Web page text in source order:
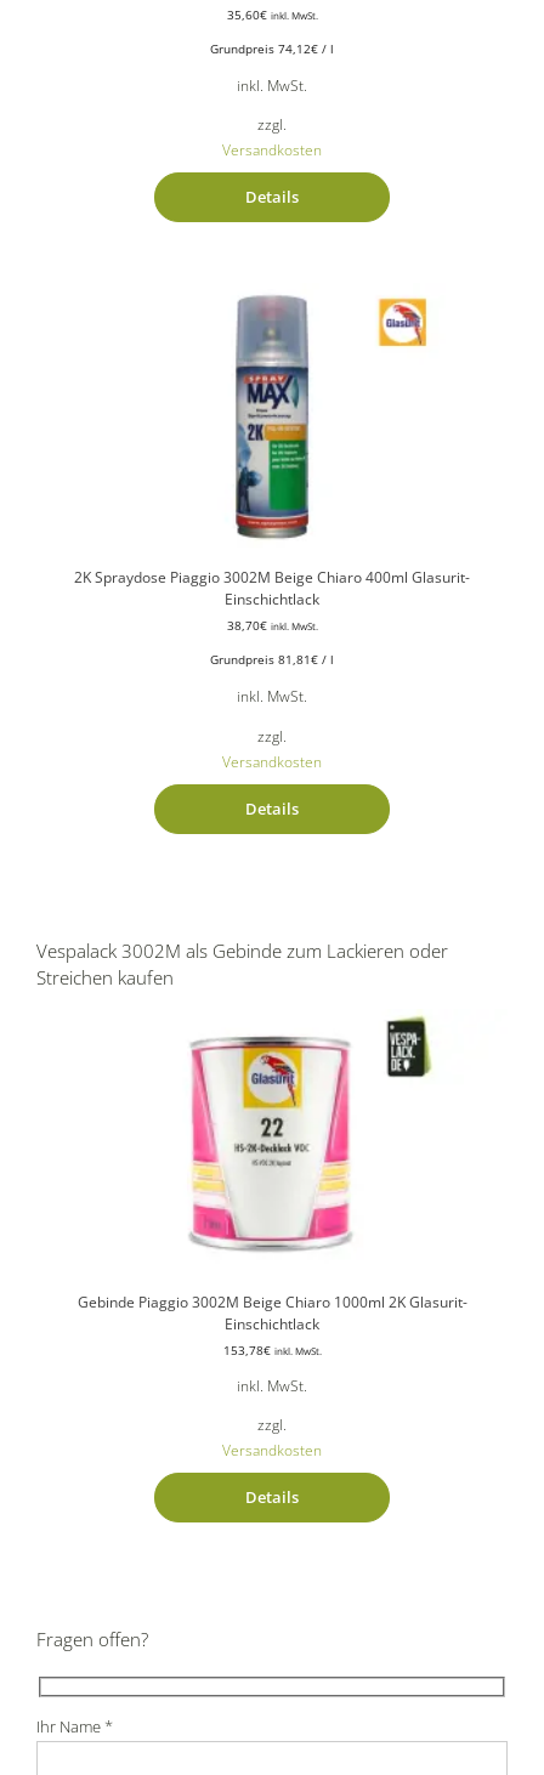
35,60€ inkl. MwSt.
Grundpreis 74,12€ / l
inkl. MwSt.
zzgl.
Versandkosten
Details
2K Spraydose Piaggio 3002M Beige Chiaro 400ml Glasurit-
Einschichtlack
38,70€ inkl. MwSt.
Grundpreis 81,81€ / l
inkl. MwSt.
zzgl.
Versandkosten
Details
Vespalack 3002M als Gebinde zum Lackieren oder
Streichen kaufen
Gebinde Piaggio 3002M Beige Chiaro 1000ml 2K Glasurit-
Einschichtlack
153,78€ inkl. MwSt.
inkl. MwSt.
zzgl.
Versandkosten
Details
Fragen offen?
Ihr Name *